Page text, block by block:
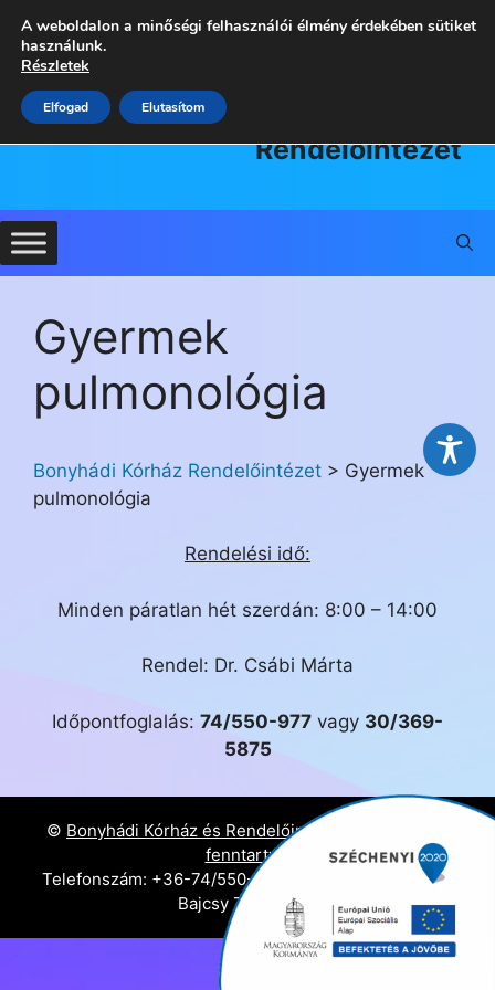
tartalomba
Rendelőintézet
Gyermek
pulmonológia
Bonyhádi Kórház Rendelőintézet > Gyermek
pulmonológia
Rendelési idő:
Minden páratlan hét szerdán: 8:00 – 14:00
Rendel: Dr. Csábi Márta
Időpontfoglalás: 74/550-977 vagy 30/369-
5875
© Bonyhádi Kórház és Rendelőintézet - Minden jog
fenntartva.
Telefonszám: +36-74/550-999 | Cím: 7150 Bonyhád,
Bajcsy Zs. utca 25
A weboldalon a minőségi felhasználói élmény érdekében sütiket
használunk.
Részletek
Elfogad Elutasítom